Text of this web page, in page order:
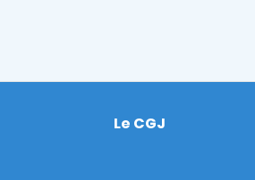
Footer
Le CGJ